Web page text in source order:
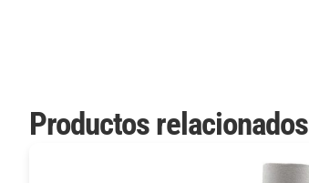
Productos relacionados